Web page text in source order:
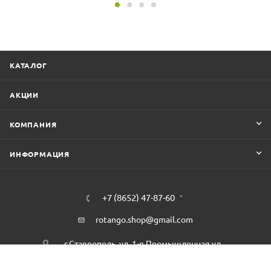
КАТАЛОГ
АКЦИИ
КОМПАНИЯ
ИНФОРМАЦИЯ
+7 (8652) 47-87-60
rotango.shop@gmail.com
г.Ставрополь, ул. 1-я Промышленная ул.,